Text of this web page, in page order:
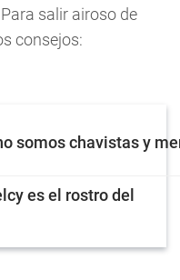
salir airoso de
consejos:
somos chavistas y
es el rostro del